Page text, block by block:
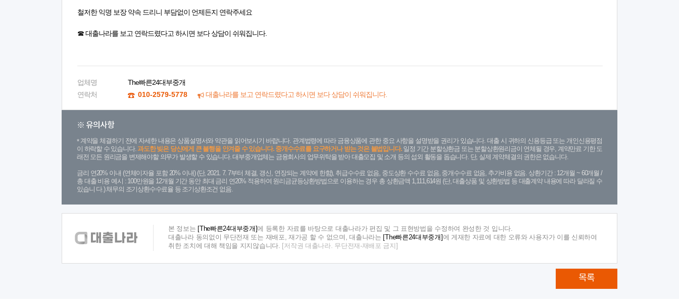
철저한 익명 보장 약속 드리니 부담없이 언제든지 연락주세요
☎ 대출나라를 보고 연락드렸다고 하시면 보다 상담이 쉬워집니다.
업체명
The빠른24대부중개
연락처
010-2579-5778 대출나라를 보고 연락드렸다고 하시면 보다 상담이 쉬워집니다.
※ 유의사항
계약을 체결하기 전에 자세한 내용은 상품설명서와 약관을 읽어보시기 바랍니다. 관계법령에 따라 금융상품에 관한 중요 사항을 설명받을 권리가 있습니다. 대출 시 귀하의 신용등급 또는 개인신용평점
이 하락할 수 있습니다.과도한 빚은 당신에게 큰 불행을 안겨줄 수 있습니다. 중개수수료를 요구하거나 받는 것은 불법입니다.일정 기간 분할상환금 또는 분할상환원리금이 연체될 경우, 계약만료 기한 도
래전 모든 원리금을 변제해야할 의무가 발생할 수 있습니다. 대부중개업체는 금융회사의 업무위탁을 받아 대출모집 및 소개 등의 섭외 활동을 돕습니다. 단, 실제 계약체결의 권한은 없습니다.
금리 연20% 이내 (연체이자율 포함 20% 이내) (단, 2021. 7. 7부터 체결, 갱신, 연장되는 계약에 한함), 취급수수료 없음, 중도상환 수수료 없음, 중개수수료 없음, 추가비용 없음. 상환기간 : 12개월 ~ 60개월 /
총 대출 비용 예시 : 100만원을 12개월 기간 동안 최대 금리 연20% 적용하여 원리금균등상환방법으로 이용하는 경우 총 상환금액 1,111,614원 (단, 대출상품 및 상환방법 등 대출계약 내용에 따라 달라질 수
있습니 다.) 채무의 조기상환수수료율 등 조기상환조건 없음.
본 정보는 [The빠른24대부중개]에 등록한 자료를 바탕으로 대출나라가 편집 및 그 표현방법을 수정하여 완성한 것 입니다.
대출나라 동의없이 무단전재 또는 재배포, 재가공 할 수 없으며, 대출나라는
[The빠른24대부중개] 에 게재한 자료에 대한 오류와 사용자가 이를 신뢰하여
취한 조치에 대해 책임을 지지않습니다.
[저작권 대출나라. 무단전재-재배포 금지]
목록